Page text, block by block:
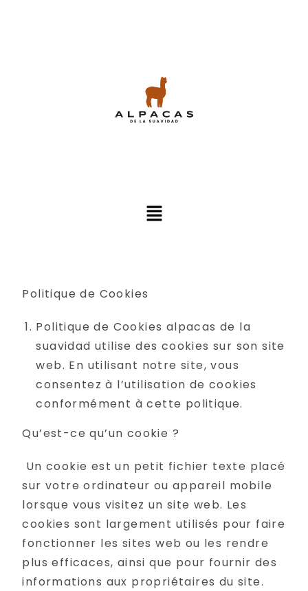
Politique de Cookies
Politique de Cookies alpacas de la
suavidad utilise des cookies sur son site
web. En utilisant notre site, vous
consentez à l’utilisation de cookies
conformément à cette politique.
Qu’est-ce qu’un cookie ?
Un cookie est un petit fichier texte placé
sur votre ordinateur ou appareil mobile
lorsque vous visitez un site web. Les
cookies sont largement utilisés pour faire
fonctionner les sites web ou les rendre
plus efficaces, ainsi que pour fournir des
informations aux propriétaires du site.